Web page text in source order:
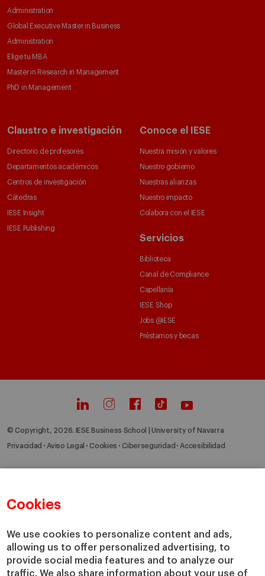
Cookies
We use cookies to personalize content and ads,
allowing us to offer personalized advertising, to
provide social media features and to analyze our
traffic. We also share information about your use of
Administration
Global Executive Master in Business
Administration
Elige tu MBA
Master in Research in Management
PhD in Management
Claustro e investigación
Directorio de profesores
Departamentos académicos
Centros de investigación
Cátedras
IESE Insight
IESE Publishing
Conoce el IESE
Nuestra misión y valores
Nuestro gobierno
Nuestras alianzas
Nuestro impacto
Colabora con el IESE
Servicios
Biblioteca
Canal de Compliance
Capellanía
IESE Shop
Jobs @IESE
Préstamos y becas
© Copyright, 2026. IESE Business School | University of Navarra
Privacidad Aviso Legal Cookies Ciberseguridad Accesibilidad